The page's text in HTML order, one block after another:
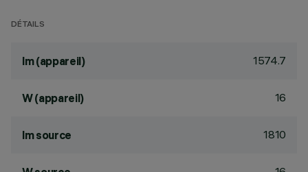
DÉTAILS
lm (appareil) 1574.7
W (appareil) 16
lm source 1810